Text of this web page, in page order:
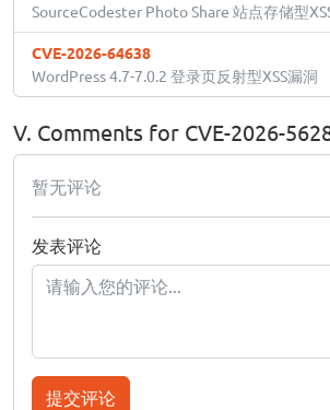
SourceCodester Photo Share 站点存储型
CVE-2026-64638
WordPress 4.7-7.0.2 登录页反射型XSS漏洞
V. Comments for CVE-2026-
暂无评论
发表评论
提交评论